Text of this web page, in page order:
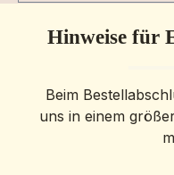
Hinweise für
Beim
uns in einem